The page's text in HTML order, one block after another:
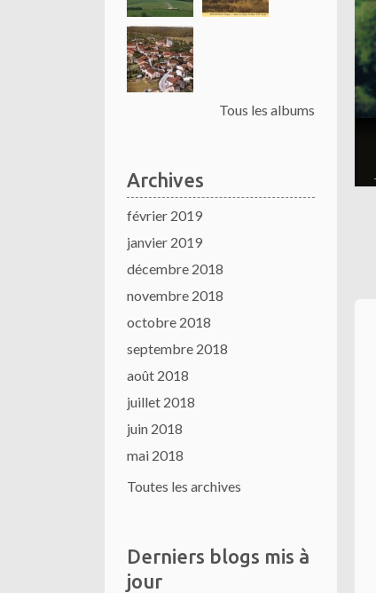
Tous les albums
Archives
février 2019
janvier 2019
décembre 2018
novembre 2018
octobre 2018
septembre 2018
août 2018
juillet 2018
juin 2018
mai 2018
Toutes les archives
Derniers blogs mis à
jour